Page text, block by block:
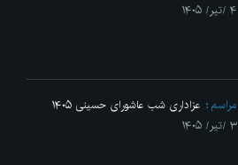
۴ /تیر/ ۱۴۰۵
مراسم
عزاداری شب عاشورای حسینی ۱۴۰۵
۳ /تیر/ ۱۴۰۵